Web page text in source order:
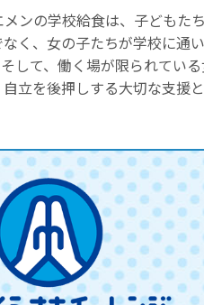
ンの学校給食は、子どもた
く、女の子たちが学校に通
して、働く場が限られてい
立を後押しする大切な支援